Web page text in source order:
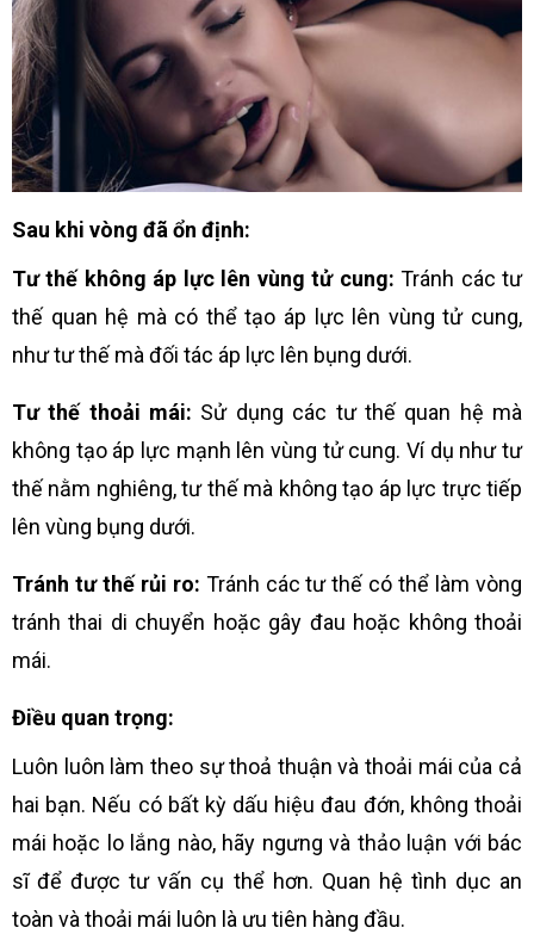
Sau khi vòng đã ổn định:
Tư thế không áp lực lên vùng tử cung: Tránh các tư
thế quan hệ mà có thể tạo áp lực lên vùng tử cung,
như tư thế mà đối tác áp lực lên bụng dưới.
Tư thế thoải mái: Sử dụng các tư thế quan hệ mà
không tạo áp lực mạnh lên vùng tử cung. Ví dụ như tư
thế nằm nghiêng, tư thế mà không tạo áp lực trực tiếp
lên vùng bụng dưới.
Tránh tư thế rủi ro: Tránh các tư thế có thể làm vòng
tránh thai di chuyển hoặc gây đau hoặc không thoải
mái.
Điều quan trọng:
Luôn luôn làm theo sự thoả thuận và thoải mái của cả
hai bạn. Nếu có bất kỳ dấu hiệu đau đớn, không thoải
mái hoặc lo lắng nào, hãy ngưng và thảo luận với bác
sĩ để được tư vấn cụ thể hơn. Quan hệ tình dục an
toàn và thoải mái luôn là ưu tiên hàng đầu.